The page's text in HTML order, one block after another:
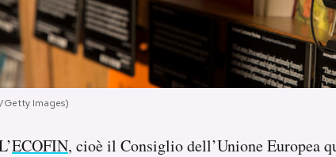
Getty Images)
ECOFIN, cioè il Consiglio dell’Unione Europea